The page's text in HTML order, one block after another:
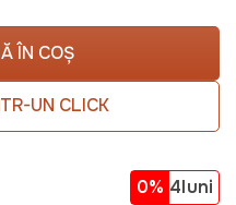
ÎN COȘ
UN CLICK
0% 4luni